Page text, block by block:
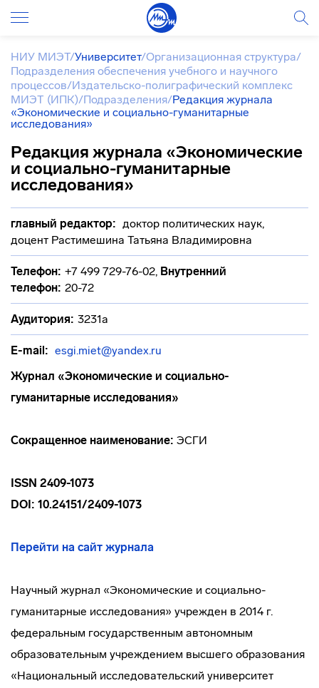
НИУ МИЭТ/Университет/Организационная структура/
Подразделения обеспечения учебного и научного
процессов/Издательско-полиграфический комплекс
МИЭТ (ИПК)/Подразделения/Редакция журнала
«Экономические и социально-гуманитарные
исследования»
Редакция журнала «Экономические
и социально-гуманитарные
исследования»
главный редактор: доктор политических наук,
доцент Растимешина Татьяна Владимировна
Телефон: +7 499 729-76-02, Внутренний
телефон: 20-72
Аудитория: 3231а
E-mail: esgi.miet@yandex.ru
Журнал «Экономические и социально-
гуманитарные исследования»
Сокращенное наименование: ЭСГИ
ISSN 2409-1073
DOI: 10.24151/2409-1073
Перейти на сайт журнала
Научный журнал «Экономические и социально-
гуманитарные исследования» учрежден в 2014 г.
федеральным государственным автономным
образовательным учреждением высшего образования
«Национальный исследовательский университет